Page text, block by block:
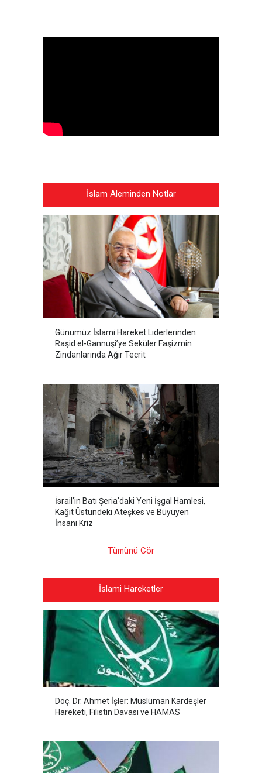
İslam Aleminden Notlar
Günümüz İslami Hareket Liderlerinden
Raşid el-Gannuşi’ye Seküler Faşizmin
Zindanlarında Ağır Tecrit
İsrail’in Batı Şeria’daki Yeni İşgal Hamlesi,
Kağıt Üstündeki Ateşkes ve Büyüyen
İnsani Kriz
Tümünü Gör
İslami Hareketler
Doç. Dr. Ahmet İşler: Müslüman Kardeşler
Hareketi, Filistin Davası ve HAMAS